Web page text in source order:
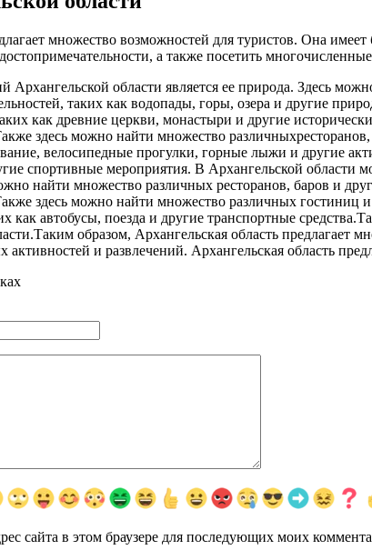
множество возможностей для туристов. Она
а также посетить
Архангельской области является ее природа. Здесь
таких как водопады, горы, озера и другие
как древние церкви, монастыри и другие
здесь можно найти множество
велосипедные прогулки, горные лыжи и другие
спортивные мероприятия. В Архангельской
найти множество различных ресторанов, баров и
здесь можно найти множество различных
как автобусы, поезда и другие транспортные
образом, Архангельская область
и развлечений. Архангельская область
сайта в этом браузере для последующих моих